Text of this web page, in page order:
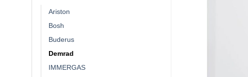
Ariston
Bosh
Buderus
Demrad
IMMERGAS